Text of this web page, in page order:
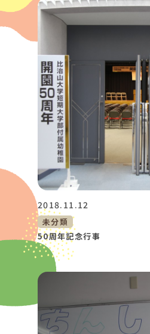
2018.11.12
未分類
50周年記念行事